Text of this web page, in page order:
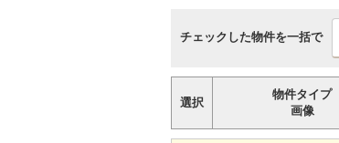
チェックした物件を一括で
選択
物件タイプ
画像